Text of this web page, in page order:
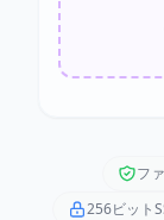
フ
256ビット